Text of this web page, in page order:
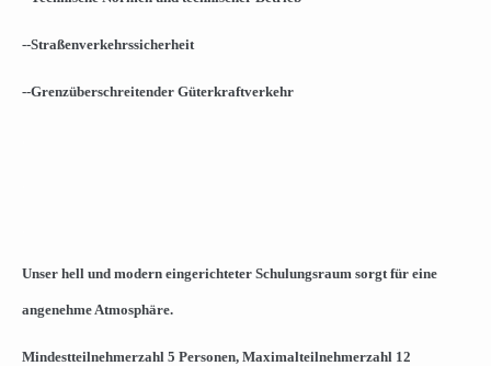
--Straßenverkehrssicherheit
--Grenzüberschreitender Güterkraftverkehr
Unser hell und modern eingerichteter Schulungsraum sorgt für eine
angenehme Atmosphäre.
Mindestteilnehmerzahl 5 Personen, Maximalteilnehmerzahl 12